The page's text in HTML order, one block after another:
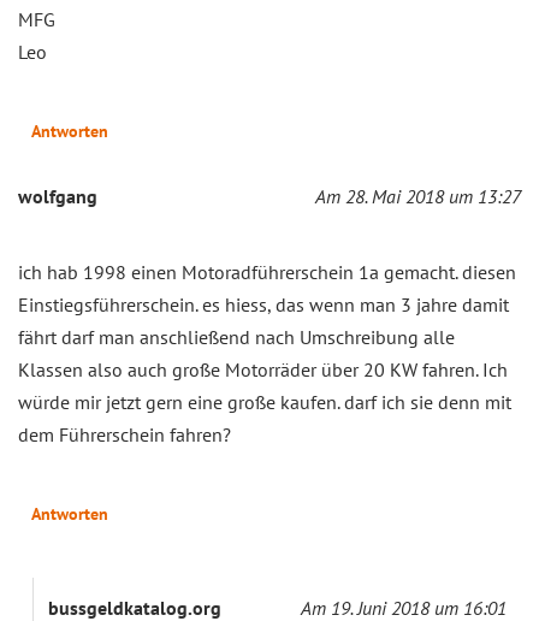
MFG
Leo
Antworten
wolfgang Am 28. Mai 2018 um 13:27
ich hab 1998 einen Motoradführerschein 1a gemacht. diesen
Einstiegsführerschein. es hiess, das wenn man 3 jahre damit
fährt darf man anschließend nach Umschreibung alle
Klassen also auch große Motorräder über 20 KW fahren. Ich
würde mir jetzt gern eine große kaufen. darf ich sie denn mit
dem Führerschein fahren?
Antworten
bussgeldkatalog.org Am 19. Juni 2018 um 16:01